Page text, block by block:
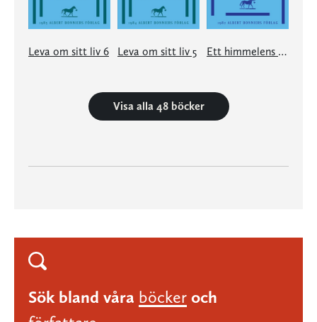
Leva om sitt liv 6 Leva om sitt liv 5 Ett himmelens under
Visa alla 48 böcker
Sök bland våra böcker och